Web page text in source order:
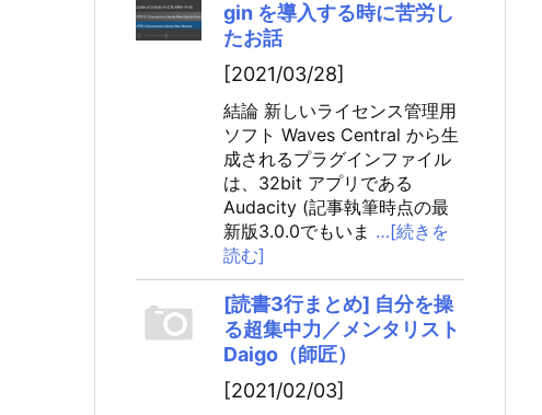
gin を導入する時に苦労し
たお話
[2021/03/28]
結論 新しいライセンス管理用
ソフト Waves Central から生
成されるプラグインファイル
は、32bit アプリである
Audacity (記事執筆時点の最
新版3.0.0でもいま …[続きを
読む]
[読書3行まとめ] 自分を操
る超集中力／メンタリスト
Daigo（師匠）
[2021/02/03]